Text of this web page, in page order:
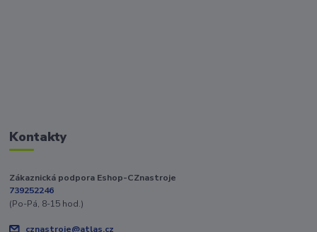
Kontakty
Zákaznická podpora Eshop-CZnastroje
739252246
(Po-Pá, 8-15 hod.)
cznastroje@atlas.cz